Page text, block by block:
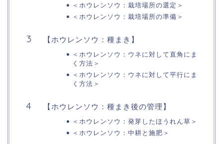
＜ホウレンソウ：栽培場所の選定＞
＜ホウレンソウ：栽培場所の準備＞
【ホウレンソウ：種まき】
＜ホウレンソウ：ウネに対して直角にま
く方法＞
＜ホウレンソウ：ウネに対して平行にま
く方法＞
【ホウレンソウ：種まき後の管理】
＜ホウレンソウ：発芽したほうれん草＞
＜ホウレンソウ：中耕と施肥＞